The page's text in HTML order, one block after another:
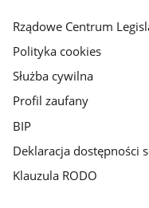
Rządowe Centrum
Polityka cookies
Służba cywilna
Profil zaufany
BIP
Deklaracja dostępności
Klauzula RODO